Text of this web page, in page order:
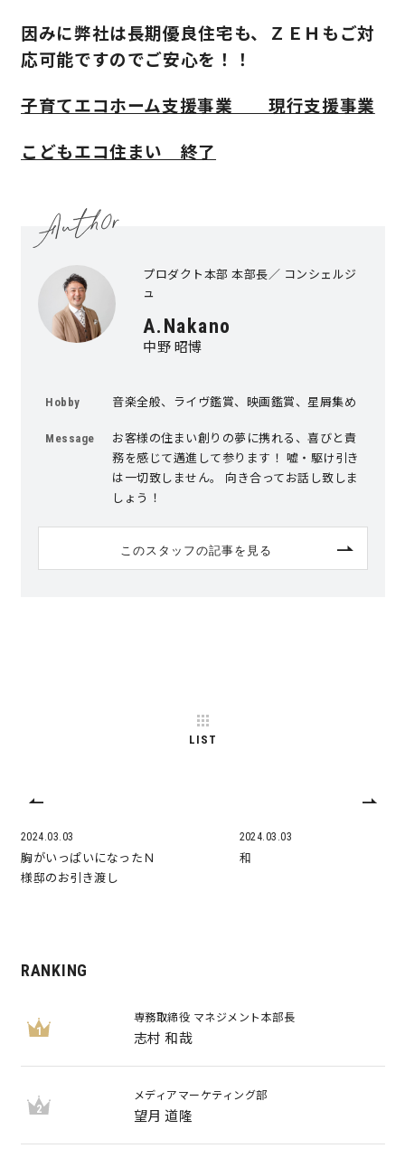
因みに弊社は長期優良住宅も、ＺＥＨもご対
応可能ですのでご安心を！！
子育てエコホーム支援事業 現行支援事業
こどもエコ住まい 終了
プロダクト本部 本部長／ コンシェルジ
ュ
A.Nakano
中野 昭博
Hobby 音楽全般、ライヴ鑑賞、映画鑑賞、星屑集め
Message
お客様の住まい創りの夢に携れる、喜びと責
務を感じて邁進して参ります！ 嘘・駆け引き
は一切致しません。 向き合ってお話し致しま
しょう！
このスタッフの記事を見る
2024.03.03
胸がいっぱいになったＮ
様邸のお引き渡し
LIST
2024.03.03
和
RANKING
1
専務取締役 マネジメント本部長
志村 和哉
2
メディアマーケティング部
望月 道隆